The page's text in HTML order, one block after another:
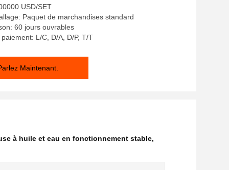
USD/SET
Paquet de marchandises standard
60 jours ouvrables
L/C, D/A, D/P, T/T
Maintenant.
à huile et eau en fonctionnement stable,